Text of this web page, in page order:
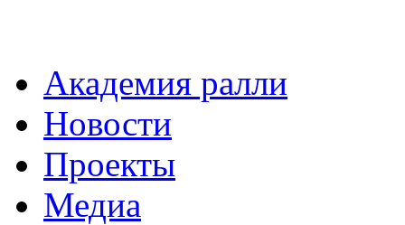
Академия ралли
Новости
Проекты
Медиа